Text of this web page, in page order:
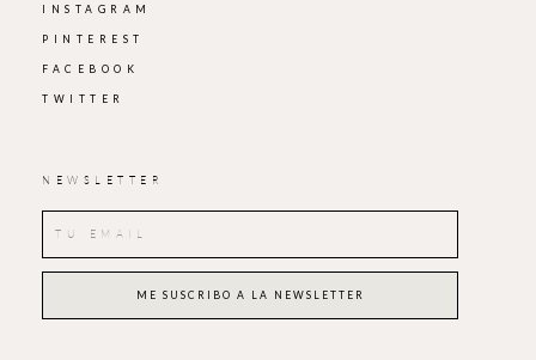
INSTAGRAM
PINTEREST
FACEBOOK
TWITTER
NEWSLETTER